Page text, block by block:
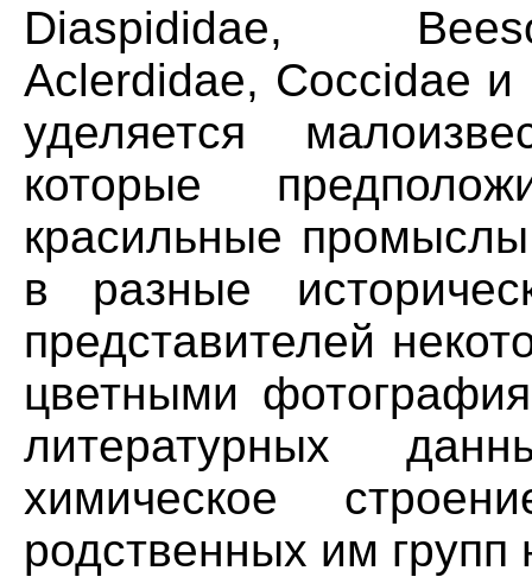
Diaspididae,
Aclerdidae, Coccidae
уделяется
которые
красильные
в разные
представителей
цветными
литературных
химическое
родственных им групп